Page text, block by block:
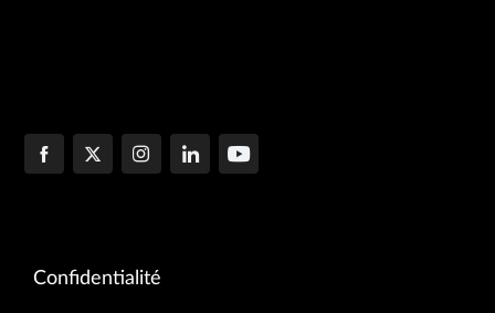
Confidentialité